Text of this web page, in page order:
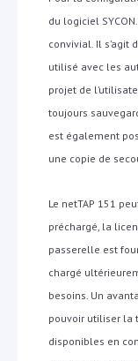
du logiciel
convivial. Il s’agit
utilisé avec les
projet de
toujours
est également
une copie de
Le netTAP 151
préchargé, la
passerelle est
chargé
besoins. Un
pouvoir utiliser la
disponibles en